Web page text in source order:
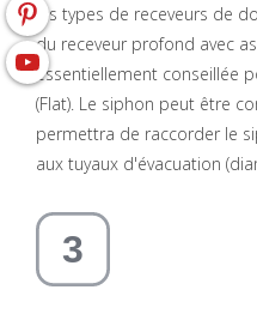
les types de receveurs de
du receveur profond avec
essentiellement conseillée
(Flat). Le siphon peut être
permettra de raccorder le
aux tuyaux d'évacuation